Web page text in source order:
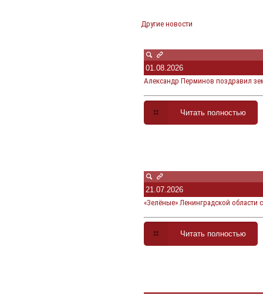
Другие новости
01.08.2026
Александр Перминов поздравил
Читать полностью
21.07.2026
«Зелёные» Ленинградской области
Читать полностью